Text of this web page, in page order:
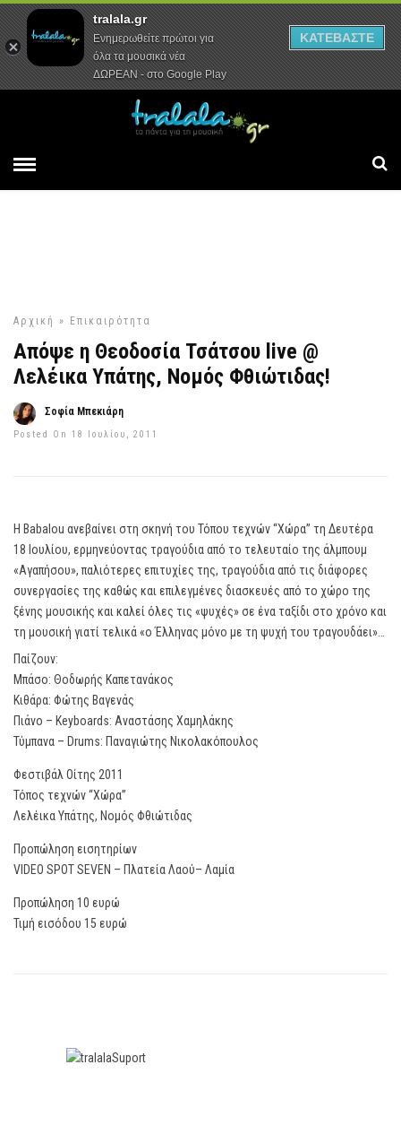
Αρχική Συνεντεύξεις Ρεπορτάζ
Αρχική » Επικαιρότητα
Απόψε η Θεοδοσία Τσάτσου live @
Λελέικα Υπάτης, Νομός Φθιώτιδας!
Σοφία Μπεκιάρη
Posted On 18 Ιουλίου, 2011
Η Babalou ανεβαίνει στη σκηνή του Τόπου τεχνών “Χώρα” τη Δευτέρα
18 Ιουλίου, ερμηνεύοντας τραγούδια από το τελευταίο της άλμπουμ
«Αγαπήσου», παλιότερες επιτυχίες της, τραγούδια από τις διάφορες
συνεργασίες της καθώς και επιλεγμένες διασκευές από το χώρο της
ξένης μουσικής και καλεί όλες τις «ψυχές» σε ένα ταξίδι στο χρόνο και
τη μουσική γιατί τελικά «ο Έλληνας μόνο με τη ψυχή του τραγουδάει»…
Παίζουν:
Μπάσο: Θοδωρής Καπετανάκoς
Κιθάρα: Φώτης Βαγενάς
Πιάνο – Keyboards: Αναστάσης Χαμηλάκης
Τύμπανα – Drums: Παναγιώτης Νικολακόπουλος
Φεστιβάλ Οίτης 2011
Τόπος τεχνών “Χώρα”
Λελέικα Υπάτης, Νομός Φθιώτιδας
Προπώληση εισητηρίων
VIDEO SPOT SEVEN – Πλατεία Λαού– Λαμία
Προπώληση 10 ευρώ
Τιμή εισόδου 15 ευρώ
tralala.gr
Ενημερωθείτε πρώτοι για
όλα τα μουσικά νέα
ΔΩΡΕΑΝ - στο Google Play
ΚΑΤΕΒΑΣΤΕ